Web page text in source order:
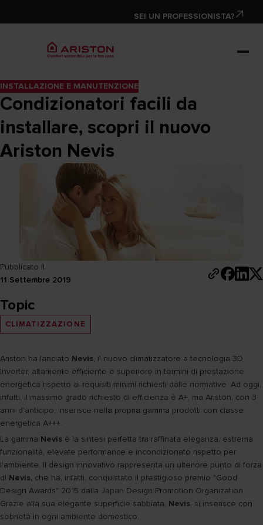
SEI UN PROFESSIONISTA?
INSTALLAZIONE E MANUTENZIONE
Condizionatori facili da
installare, scopri il nuovo
Ariston Nevis
Pubblicato il
11 Settembre 2019
Topic
CLIMATIZZAZIONE
Ariston ha lanciato Nevis, il nuovo climatizzatore a tecnologia 3D
Inverter, altamente efficiente e superiore in termini di prestazione
energetica rispetto ai requisiti minimi richiesti dalle normative. Ad oggi,
infatti, il massimo grado richiesto di efficienza è A+, ma Ariston, con 3
anni d'anticipo, inserisce nella propria gamma prodotti con classe
energetica A+++.
La gamma Nevis è la sintesi perfetta tra raffinata eleganza, estrema
funzionalità, elevate performance e incondizionato rispetto per
l'ambiente. Il design innovativo rappresenta un ulteriore punto di forza
di Nevis, che ha, infatti, conquistato il prestigioso premio "Good
Design Awards" 2015 dalla Japan Design Promotion Organization.
Grazie alla sua elegante superficie sabbiata, Nevis, si inserisce con
sobrietà in ogni ambiente domestico.